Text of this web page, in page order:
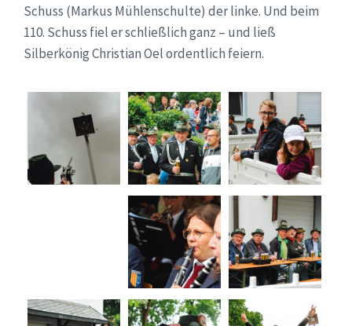
Schuss (Markus Mühlenschulte) der linke. Und beim
110. Schuss fiel er schließlich ganz – und ließ
Silberkönig Christian Oel ordentlich feiern.